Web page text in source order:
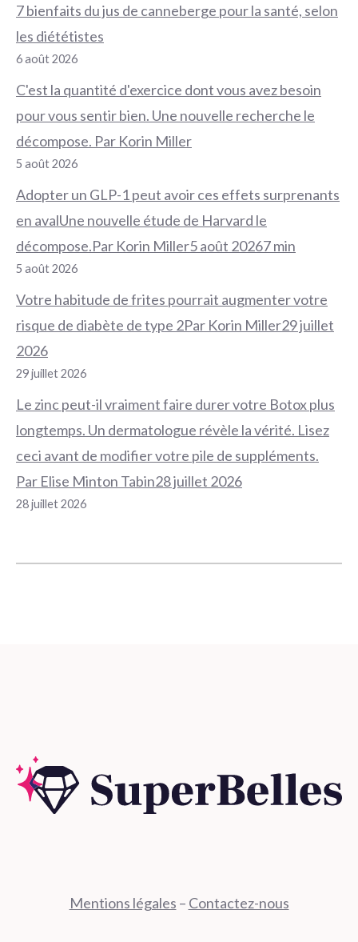
7 bienfaits du jus de canneberge pour la santé, selon
les diététistes
6 août 2026
C'est la quantité d'exercice dont vous avez besoin
pour vous sentir bien. Une nouvelle recherche le
décompose. Par Korin Miller
5 août 2026
Adopter un GLP-1 peut avoir ces effets surprenants
en avalUne nouvelle étude de Harvard le
décompose.Par Korin Miller5 août 20267 min
5 août 2026
Votre habitude de frites pourrait augmenter votre
risque de diabète de type 2Par Korin Miller29 juillet
2026
29 juillet 2026
Le zinc peut-il vraiment faire durer votre Botox plus
longtemps. Un dermatologue révèle la vérité. Lisez
ceci avant de modifier votre pile de suppléments.
Par Elise Minton Tabin28 juillet 2026
28 juillet 2026
Mentions légales – Contactez-nous